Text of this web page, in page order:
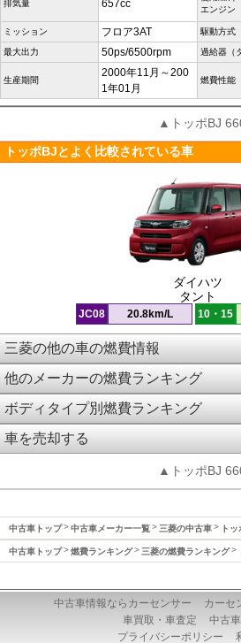
排気量 657cc
エンジン
ミッション フロア3AT 駆動方式
最大出力 50ps/6500rpm 過給器（
生産期間
2000年11月～200
1年01月
燃費性能
▲トッポBJ
トッポBJとよく比較されている車
ダイハツ
タント
JC08 20.8km/L 10・15
三菱の他の車の燃費情報
他のメーカーの燃費ランキング
ボディタイプ別燃費ランキング
車を売却する
▲トッポBJ
中古車トップ 中古車メーカー一覧 三菱の中古車 ト
中古車トップ 燃費ランキング 三菱の燃費ランキング
中古車情報ならカーセンサー
カーセ
車買取・車査定
中古
プライバシーポリシー